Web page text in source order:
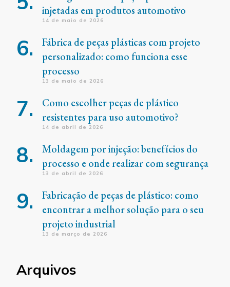
injetadas em produtos automotivo
14 de maio de 2026
Fábrica de peças plásticas com projeto
personalizado: como funciona esse
processo
13 de maio de 2026
Como escolher peças de plástico
resistentes para uso automotivo?
14 de abril de 2026
Moldagem por injeção: benefícios do
processo e onde realizar com segurança
13 de abril de 2026
Fabricação de peças de plástico: como
encontrar a melhor solução para o seu
projeto industrial
13 de março de 2026
Arquivos